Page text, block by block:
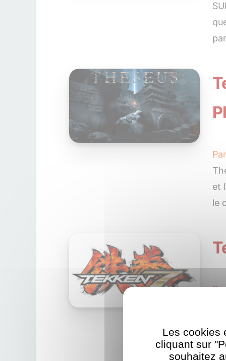
Par
et
le
2
le
Les cookies
cliquant sur
souhaitez